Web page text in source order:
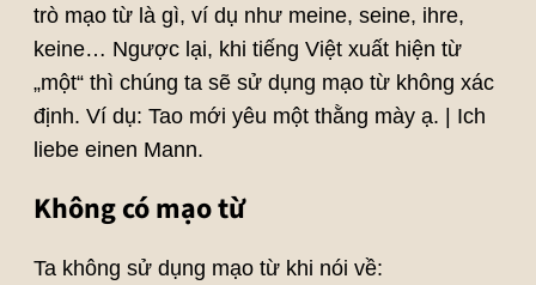
trò mạo từ là gì, ví dụ như meine, seine, ihre,
keine… Ngược lại, khi tiếng Việt xuất hiện từ
„một“ thì chúng ta sẽ sử dụng mạo từ không xác
định. Ví dụ: Tao mới yêu một thằng mày ạ. | Ich
liebe einen Mann.
Không có mạo từ
Ta không sử dụng mạo từ khi nói về: